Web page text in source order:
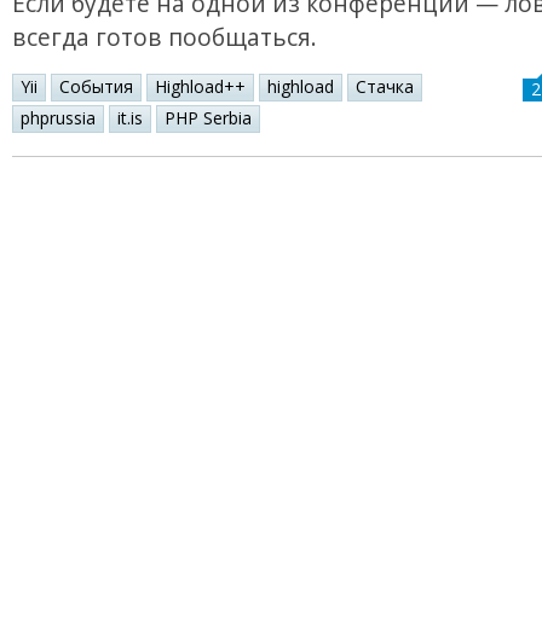
всегда готов пообщаться.
Yii События Highload++ highload
Стачка
phprussia
it.is PHP Serbia